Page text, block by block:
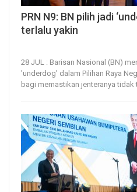
PRN N9: BN pilih jadi
terlalu yakin
28 JUL : Barisan Nasional (BN)
'underdog' dalam Pilihan Raya
bagi memastikan jenteranya tidak